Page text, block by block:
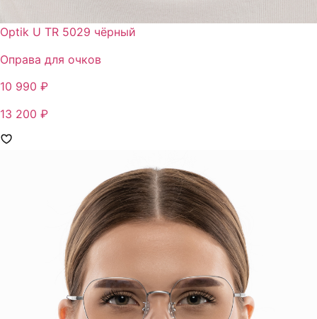
Optik U TR 5029 чёрный
Оправа для очков
10 990 ₽
13 200 ₽